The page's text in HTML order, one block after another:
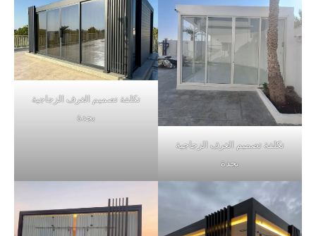
تكلفة تصميم الغرف الزجاجية
بجدة
تكلفة تصميم الغرف الزجاجية
بجدة